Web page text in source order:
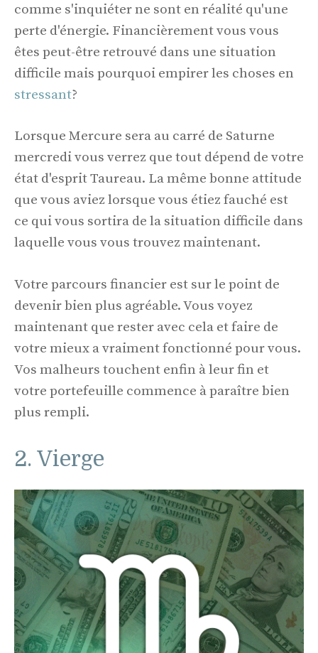
comme s'inquiéter ne sont en réalité qu'une
perte d'énergie. Financièrement vous vous
êtes peut-être retrouvé dans une situation
difficile mais pourquoi empirer les choses en
stressant?
Lorsque Mercure sera au carré de Saturne
mercredi vous verrez que tout dépend de votre
état d'esprit Taureau. La même bonne attitude
que vous aviez lorsque vous étiez fauché est
ce qui vous sortira de la situation difficile dans
laquelle vous vous trouvez maintenant.
Votre parcours financier est sur le point de
devenir bien plus agréable. Vous voyez
maintenant que rester avec cela et faire de
votre mieux a vraiment fonctionné pour vous.
Vos malheurs touchent enfin à leur fin et
votre portefeuille commence à paraître bien
plus rempli.
2. Vierge